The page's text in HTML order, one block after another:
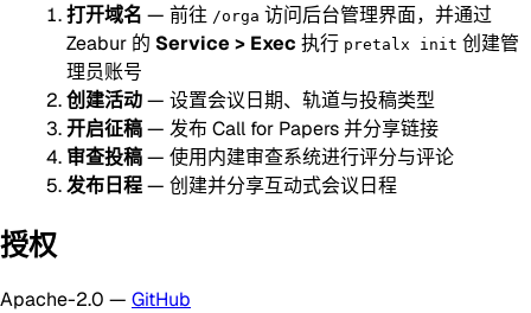
打开域名 — 前往 /orga 访问后台管理界面，并通过
Zeabur 的 Service > Exec 执行 pretalx init 创建管
理员账号
创建活动— 设置会议日期、轨道与投稿类型
开启征稿— 发布 Call for Papers 并分享链接
审查投稿— 使用内建审查系统进行评分与评论
发布日程— 创建并分享互动式会议日程
授权
Apache-2.0 — GitHub